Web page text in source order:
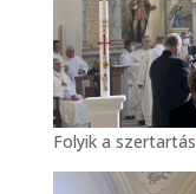
Folyik a szertartás